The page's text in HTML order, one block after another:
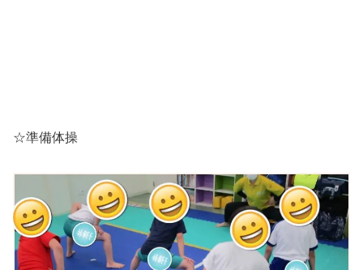
☆準備体操